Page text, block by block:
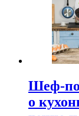
Шеф-
о